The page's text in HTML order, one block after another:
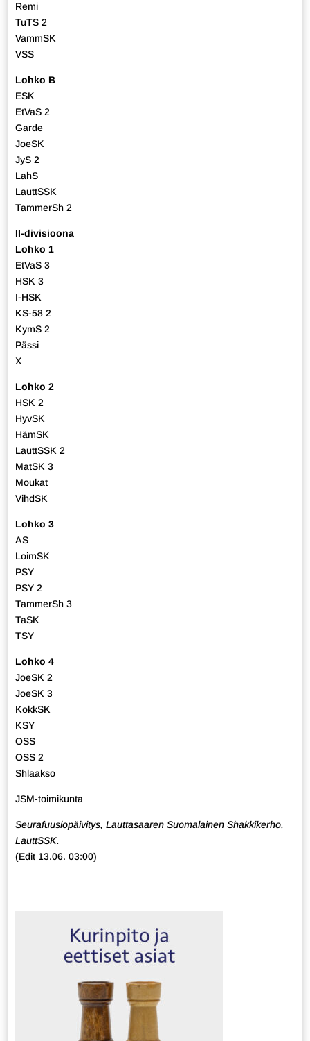
Remi
TuTS 2
VammSK
VSS
Lohko B
ESK
EtVaS 2
Garde
JoeSK
JyS 2
LahS
LauttSSK
TammerSh 2
II-divisioona
Lohko 1
EtVaS 3
HSK 3
I-HSK
KS-58 2
KymS 2
Pässi
X
Lohko 2
HSK 2
HyvSK
HämSK
LauttSSK 2
MatSK 3
Moukat
VihdSK
Lohko 3
AS
LoimSK
PSY
PSY 2
TammerSh 3
TaSK
TSY
Lohko 4
JoeSK 2
JoeSK 3
KokkSK
KSY
OSS
OSS 2
Shlaakso
JSM-toimikunta
Seurafuusiopäivitys, Lauttasaaren Suomalainen Shakkikerho,
LauttSSK.
(Edit 13.06. 03:00)